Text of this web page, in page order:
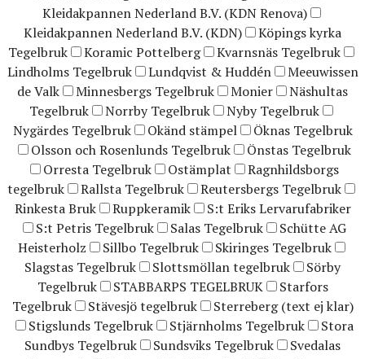
Kleidakpannen Nederland B.V. (KDN Renova)
Kleidakpannen Nederland B.V. (KDN)
Köpings kyrka
Tegelbruk
Koramic Pottelberg
Kvarnsnäs Tegelbruk
Lindholms Tegelbruk
Lundqvist & Huddén
Meeuwissen
de Valk
Minnesbergs Tegelbruk Monier
Näshultas
Tegelbruk
Norrby Tegelbruk
Nyby Tegelbruk
Nygärdes Tegelbruk
Okänd stämpel
Öknas Tegelbruk
Olsson och Rosenlunds Tegelbruk
Önstas Tegelbruk
Orresta Tegelbruk
Ostämplat
Ragnhildsborgs
tegelbruk
Rallsta Tegelbruk
Reutersbergs Tegelbruk
Rinkesta Bruk
Ruppkeramik
S:t Eriks Lervarufabriker
S:t Petris Tegelbruk
Salas Tegelbruk
Schütte AG
Heisterholz
Sillbo Tegelbruk
Skiringes Tegelbruk
Slagstas Tegelbruk
Slottsmöllan tegelbruk
Sörby
Tegelbruk
STABBARPS TEGELBRUK
Starfors
Tegelbruk
Stävesjö tegelbruk
Sterreberg (text ej klar)
Stigslunds Tegelbruk
Stjärnholms Tegelbruk
Stora
Sundbys Tegelbruk
Sundsviks Tegelbruk
Svedalas